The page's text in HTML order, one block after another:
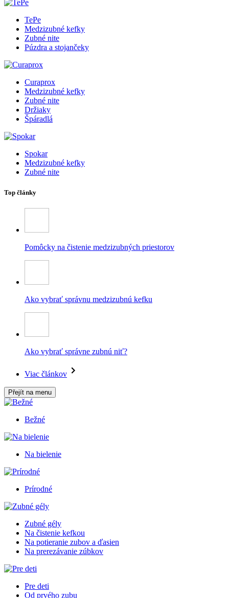
TePe
Medzizubné kefky
Zubné nite
Púzdra a stojančeky
Curaprox
Medzizubné kefky
Zubné nite
Držiaky
Špáradlá
Spokar
Medzizubné kefky
Zubné nite
Top články
Pomôcky na čistenie medzizubných priestorov
Ako vybrať správnu medzizubnú kefku
Ako vybrať správne zubnú niť?
Viac článkov
Přejít na menu
Bežné
Na bielenie
Prírodné
Zubné gély
Na čistenie kefkou
Na potieranie zubov a ďasien
Na prerezávanie zúbkov
Pre deti
Od prvého zubu